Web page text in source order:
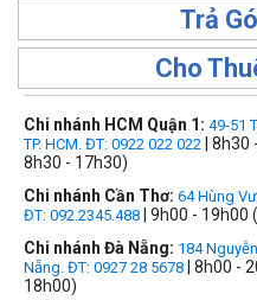
Trả
Cho
Chi nhánh HCM Quận 1: 49-51
TP. HCM. ĐT: 0922 022 022 |
8h30 - 17h30)
Chi nhánh Cần Thơ: 64 Hùng
ĐT: 092.2345.488 | 9h00 - 19h00
Chi nhánh Đà Nẵng: 184
Nẵng. ĐT: 0927 28 5678 | 8h00 -
18h00)